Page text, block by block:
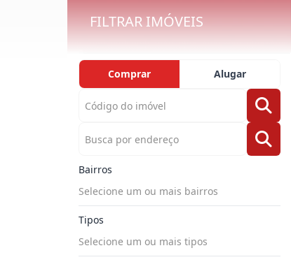
FILTRAR IMÓVEIS
Comprar Alugar
Bairros
Selecione um ou mais bairros
Tipos
Selecione um ou mais tipos